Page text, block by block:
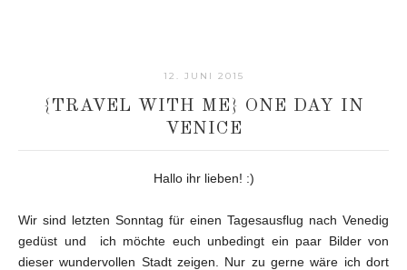
12. JUNI 2015
{TRAVEL WITH ME} ONE DAY IN
VENICE
Hallo ihr lieben! :)
Wir sind letzten Sonntag für einen Tagesausflug nach Venedig
gedüst und ich möchte euch unbedingt ein paar Bilder von
dieser wundervollen Stadt zeigen. Nur zu gerne wäre ich dort